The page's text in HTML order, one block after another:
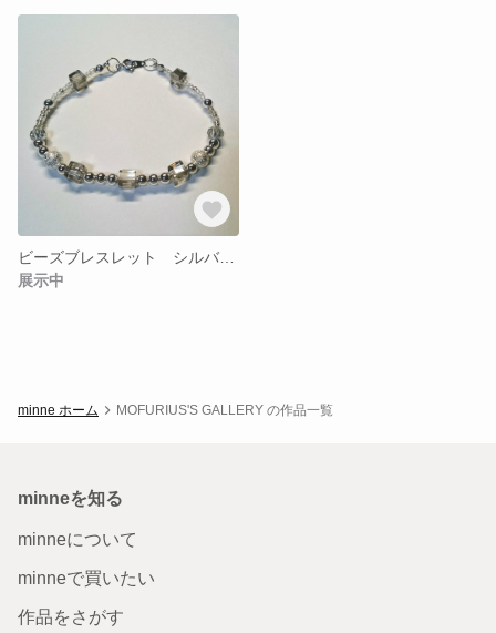
ビーズブレスレット シルバー×シンプル
展示中
minne ホーム MOFURIUS'S GALLERY の作品一覧
minneを知る
minneについて
minneで買いたい
作品をさがす